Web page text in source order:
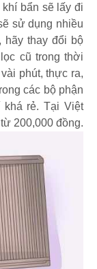
khí bẩn sẽ lấy đi
sử dụng nhiều
hãy thay đổi bộ
cũ trong thời
phút, thực ra,
các bộ phận
rẻ. Tại Việt
200,000 đồng.